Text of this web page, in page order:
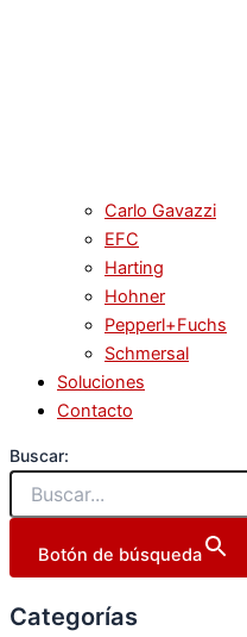
Carlo Gavazzi
EFC
Harting
Hohner
Pepperl+Fuchs
Schmersal
Soluciones
Contacto
Buscar:
Botón de búsqueda
Categorías